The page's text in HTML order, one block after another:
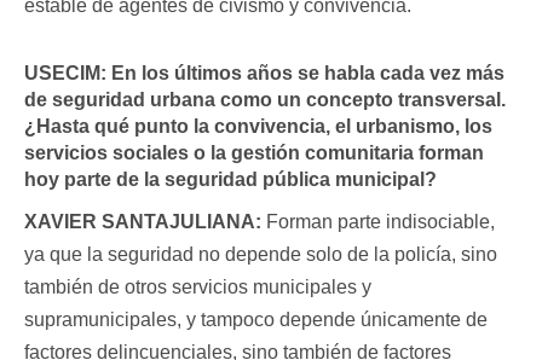
estable de agentes de civismo y convivencia.
USECIM: En los últimos años se habla cada vez más
de seguridad urbana como un concepto transversal.
¿Hasta qué punto la convivencia, el urbanismo, los
servicios sociales o la gestión comunitaria forman
hoy parte de la seguridad pública municipal?
XAVIER SANTAJULIANA: Forman parte indisociable,
ya que la seguridad no depende solo de la policía, sino
también de otros servicios municipales y
supramunicipales, y tampoco depende únicamente de
factores delincuenciales, sino también de factores